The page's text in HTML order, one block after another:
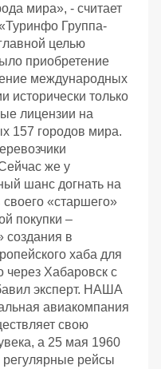
мира», - считает
Группа-
целью
приобретение
международных
исторически только
лицензии на
157 городов мира.
же у
шанс догнать на
«старшего»
покупки –
создания в
хаба для
через Хабаровск с
эксперт. НАША
авиакомпания
свою
а 25 мая 1960
рейсы